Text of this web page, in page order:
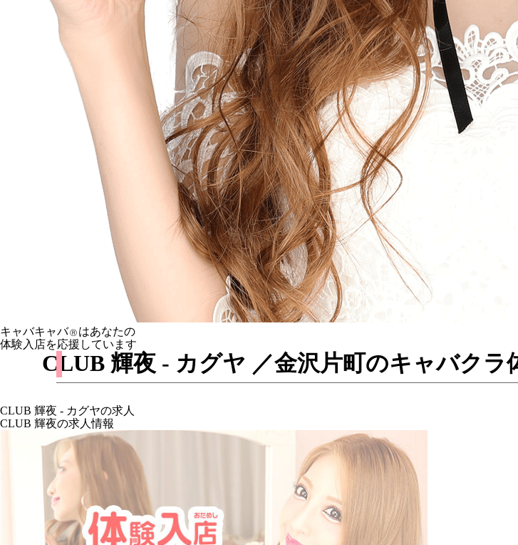
キャバキャバⓇ はあなたの
体験入店を応援しています
CLUB 輝夜 - カグヤ ／金沢片町のキャバクラ
CLUB 輝夜 - カグヤの求人
CLUB 輝夜の求人情報